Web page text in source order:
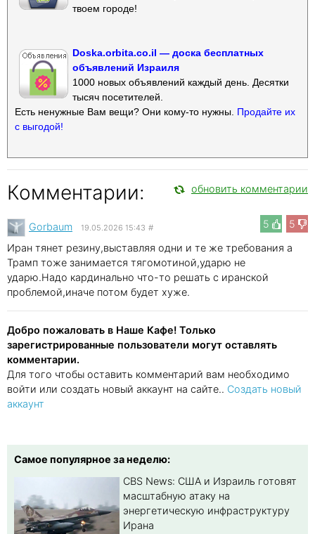
твоем городе!
Doska.orbita.co.il — доска бесплатных
объявлений Израиля
1000 новых объявлений каждый день. Десятки
тысяч посетителей.
Есть ненужные Вам вещи? Они кому-то нужны. Продайте их
с выгодой!
Комментарии: обновить комментарии
5 5
Gorbaum 19.05.2026 15:43 #
Иран тянет резину,выставляя одни и те же требования а
Трамп тоже занимается тягомотиной,ударю не
ударю.Надо кардинально что-то решать с иранской
проблемой,иначе потом будет хуже.
Добро пожаловать в Наше Кафе! Только
зарегистрированные пользователи могут оставлять
комментарии.
Для того чтобы оставить комментарий вам необходимо
войти или создать новый аккаунт на сайте.. Создать новый
аккаунт
Самое популярное за неделю:
CBS News: США и Израиль готовят
масштабную атаку на
энергетическую инфраструктуру
Ирана